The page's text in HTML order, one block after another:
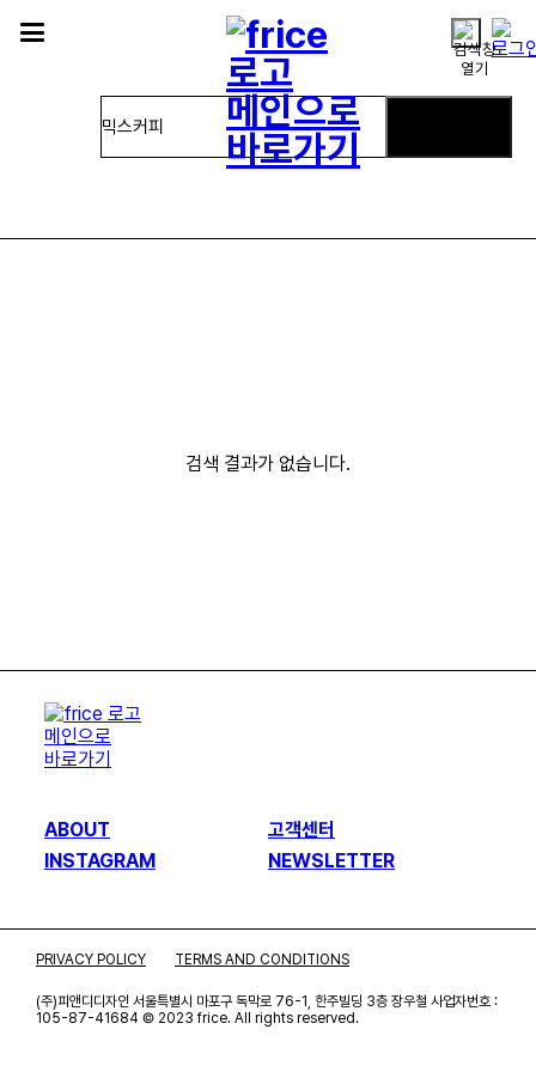
검색 결과가 없습니다.
ABOUT
고객센터
INSTAGRAM
NEWSLETTER
PRIVACY POLICY TERMS AND CONDITIONS
(주)피앤디디자인 서울특별시 마포구 독막로 76-1, 한주빌딩 3층 장우철 사업자번호 :
105-87-41684 © 2023 frice. All rights reserved.